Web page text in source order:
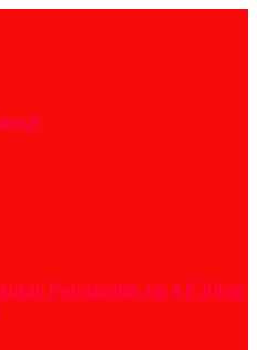
Pendapatan Rp 4,8 Triliun